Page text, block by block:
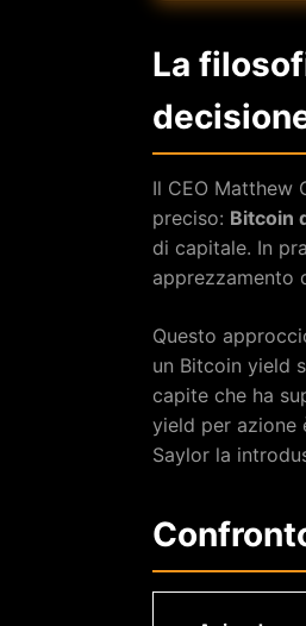
La
Il CEO Matthew
preciso: Bitcoin
di capitale. In
apprezzamento
Questo
un Bitcoin yield
capite che ha
yield per azione
Saylor la